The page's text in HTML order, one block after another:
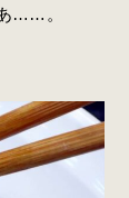
……。